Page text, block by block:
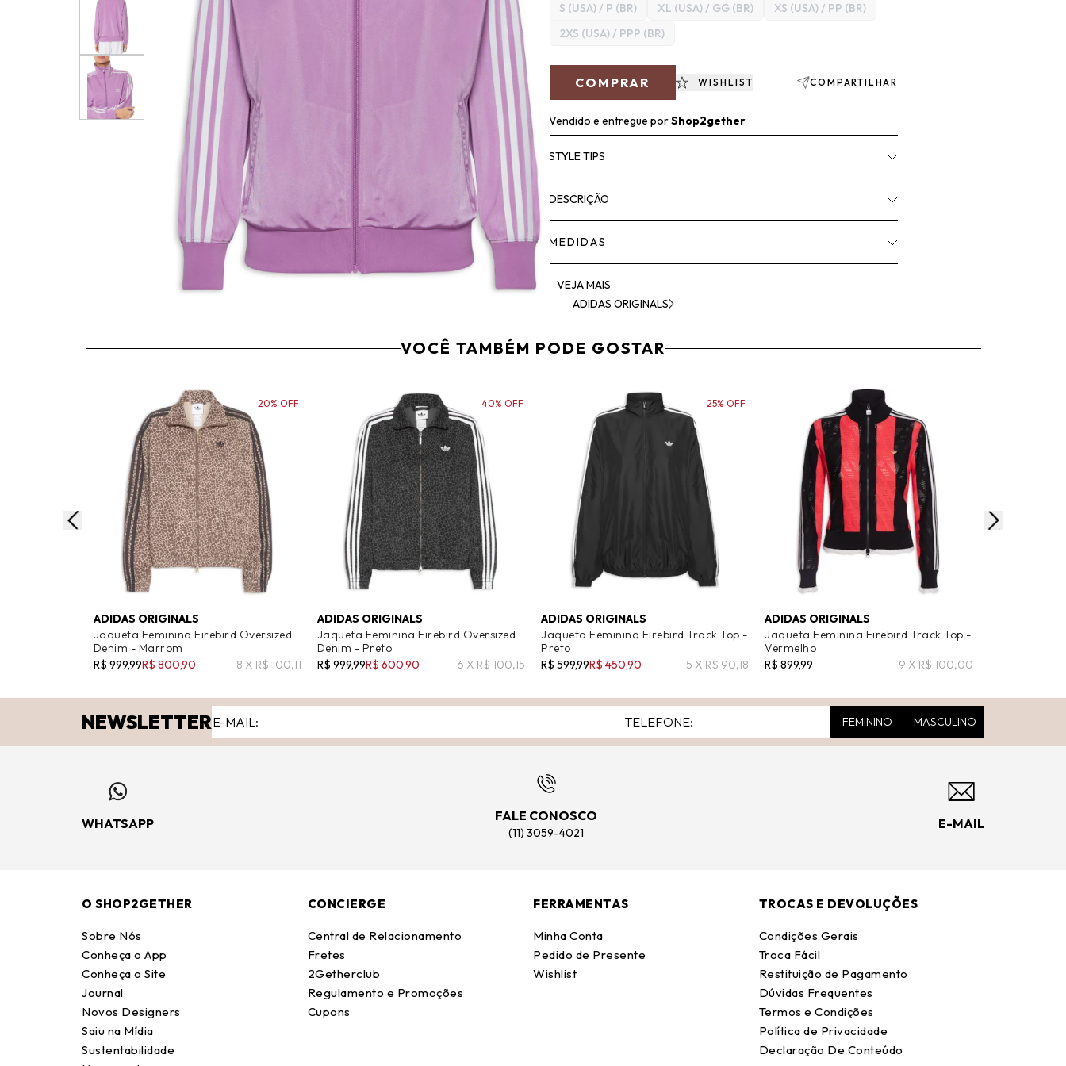
S (USA) / P (BR)
XL (USA) / GG (BR)
XS (USA) / PP (BR)
2XS (USA) / PPP (BR)
COMPRAR WISHLIST COMPARTILHAR
Vendido e entregue porShop2gether
STYLE TIPS
DESCRIÇÃO
MEDIDAS
VEJA MAIS
ADIDAS ORIGINALS
VOCÊ TAMBÉM PODE GOSTAR
ADIDAS ORIGINALS
Jaqueta Feminina Firebird Oversized
Denim - Marrom
R$ 999,99R$ 800,90 8 X R$ 100,11
20% OFF
ADIDAS ORIGINALS
Jaqueta Feminina Firebird Oversized
Denim - Preto
R$ 999,99R$ 600,90 6 X R$ 100,15
40% OFF
ADIDAS ORIGINALS
Jaqueta Feminina Firebird Track Top -
Preto
R$ 599,99R$ 450,90 5 X R$ 90,18
25% OFF
ADIDAS ORIGINALS
Jaqueta Feminina Firebird Track Top -
Vermelho
R$ 899,99
9 X R$ 100,00
NEWSLETTER FEMININO MASCULINO
WHATSAPP
FALE CONOSCO
(11) 3059-4021
E-MAIL
O SHOP2GETHER
Sobre Nós
Conheça o App
Conheça o Site
Journal
Novos Designers
Saiu na Mídia
Sustentabilidade
CONCIERGE
Central de Relacionamento
Fretes
2Getherclub
Regulamento e Promoções
Cupons
FERRAMENTAS
Minha Conta
Pedido de Presente
Wishlist
TROCAS E DEVOLUÇÕES
Condições Gerais
Troca Fácil
Restituição de Pagamento
Dúvidas Frequentes
Termos e Condições
Política de Privacidade
Declaração De Conteúdo